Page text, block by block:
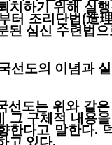
치하기 위해 실
터 조리단법(造
된 심신 수련법
선도의 이념과
선도는 위와 같
그 구체적 내용
한다고 말한다.
고 있다.